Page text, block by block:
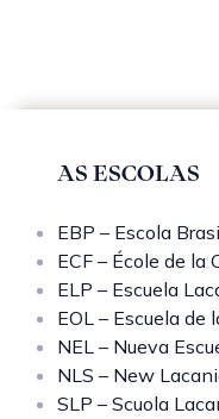
AS ESCOLAS
EBP – Escola
ECF – École de la
ELP – Escuela
EOL – Escuela
NEL – Nueva
NLS – New
SLP – Scuola